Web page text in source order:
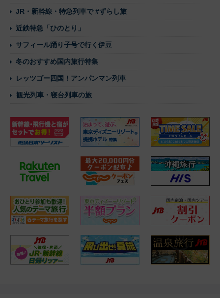
JR・新幹線・特急列車で #ずらし旅
近鉄特急「ひのとり」
サフィール踊り子号で行く伊豆
冬のおすすめ国内旅行特集
レッツゴー四国！アンパンマン列車
観光列車・寝台列車の旅